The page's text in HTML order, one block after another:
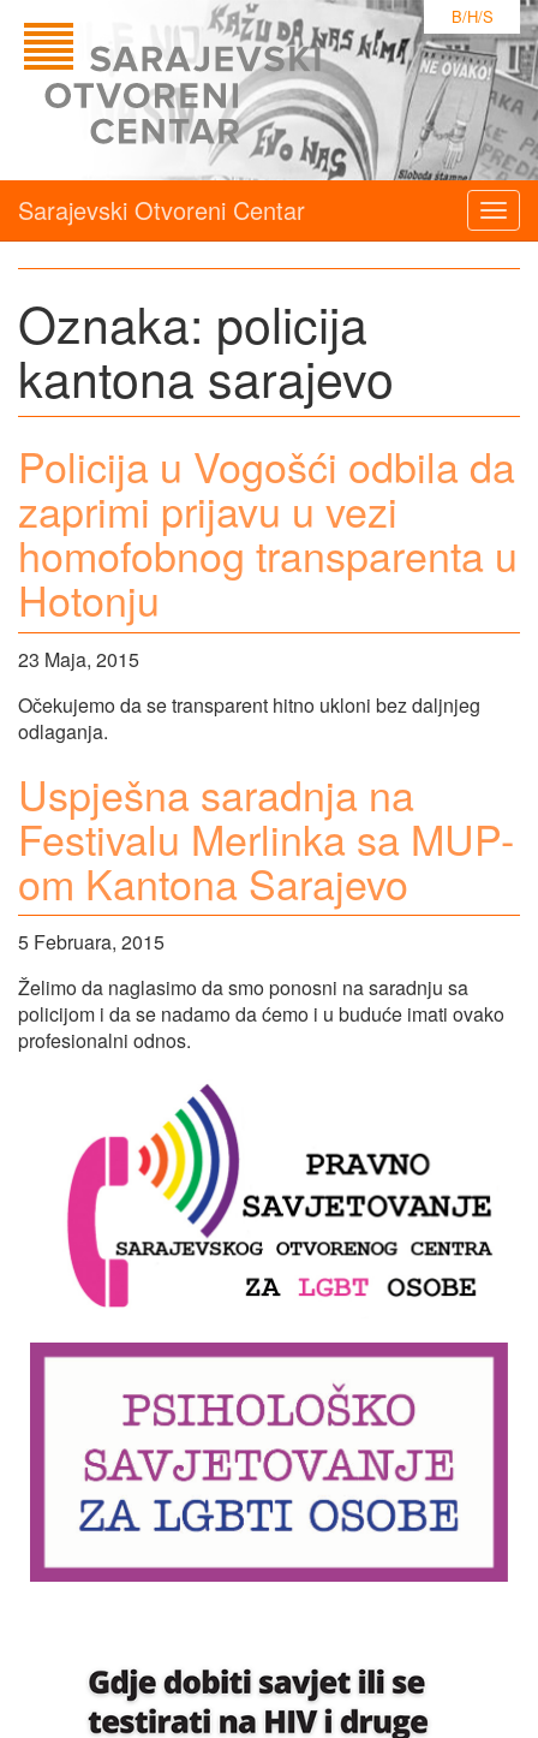
B/H/S
Sarajevski Otvoreni Centar
Oznaka: policija
kantona sarajevo
Policija u Vogošći odbila da
zaprimi prijavu u vezi
homofobnog transparenta u
Hotonju
23 Maja, 2015
Očekujemo da se transparent hitno ukloni bez daljnjeg
odlaganja.
Uspješna saradnja na
Festivalu Merlinka sa MUP-
om Kantona Sarajevo
5 Februara, 2015
Želimo da naglasimo da smo ponosni na saradnju sa
policijom i da se nadamo da ćemo i u buduće imati ovako
profesionalni odnos.